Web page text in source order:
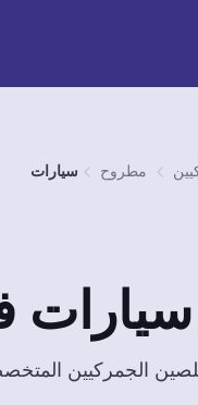
مطروح سيارات
سيارات
الجمركيين